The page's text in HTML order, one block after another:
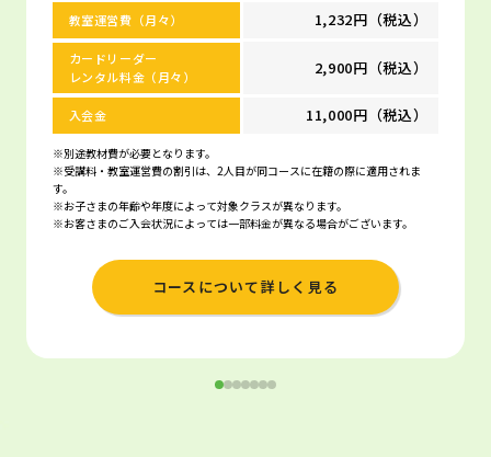
教室運営費（月々） 1,232円（税込）
カードリーダー
レンタル料金（月々）
2,900円（税込）
入会金 11,000円（税込）
※別途教材費が必要となります。
※受講料・教室運営費の割引は、2人目が同コースに在籍の際に適用されま
す。
※お子さまの年齢や年度によって対象クラスが異なります。
※お客さまのご入会状況によっては一部料金が異なる場合がございます。
コースについて詳しく見る